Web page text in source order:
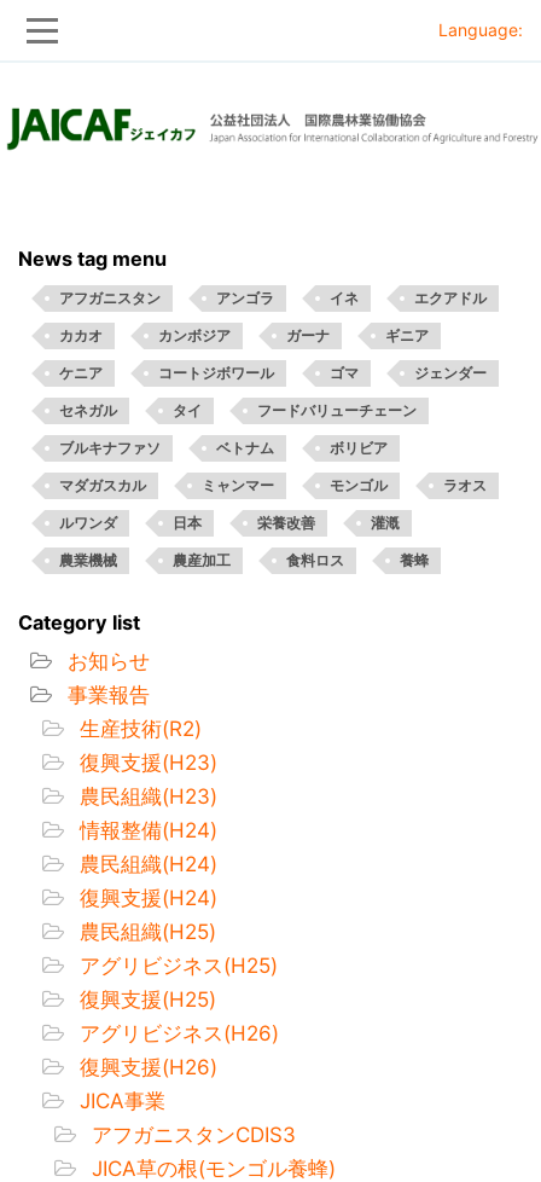
to
to
Language:
News tag menu
アフガニスタン アンゴラ イネ エクアドル
カカオ カンボジア ガーナ ギニア
ケニア コートジボワール ゴマ ジェンダー
セネガル タイ フードバリューチェーン
ブルキナファソ ベトナム ボリビア
マダガスカル ミャンマー モンゴル ラオス
ルワンダ 日本 栄養改善 灌漑
農業機械 農産加工 食料ロス 養蜂
Category list
お知らせ
事業報告
生産技術(R2)
復興支援(H23)
農民組織(H23)
情報整備(H24)
農民組織(H24)
復興支援(H24)
農民組織(H25)
アグリビジネス(H25)
復興支援(H25)
アグリビジネス(H26)
復興支援(H26)
JICA事業
アフガニスタンCDIS3
JICA草の根(モンゴル養蜂)